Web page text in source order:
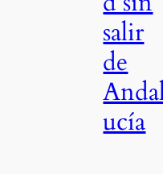
salir
de
ucía